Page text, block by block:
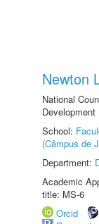
Newton
National
School:
(Câmpus de
Department:
Academic
title: MS-6
Orcid